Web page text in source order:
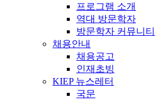
프로그램 소개
역대 방문학자
방문학자 커뮤니티
채용안내
채용공고
인재초빙
KIEP 뉴스레터
국문